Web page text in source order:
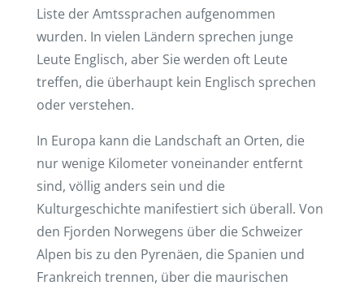
Liste der Amtssprachen aufgenommen
wurden. In vielen Ländern sprechen junge
Leute Englisch, aber Sie werden oft Leute
treffen, die überhaupt kein Englisch sprechen
oder verstehen.
In Europa kann die Landschaft an Orten, die
nur wenige Kilometer voneinander entfernt
sind, völlig anders sein und die
Kulturgeschichte manifestiert sich überall. Von
den Fjorden Norwegens über die Schweizer
Alpen bis zu den Pyrenäen, die Spanien und
Frankreich trennen, über die maurischen